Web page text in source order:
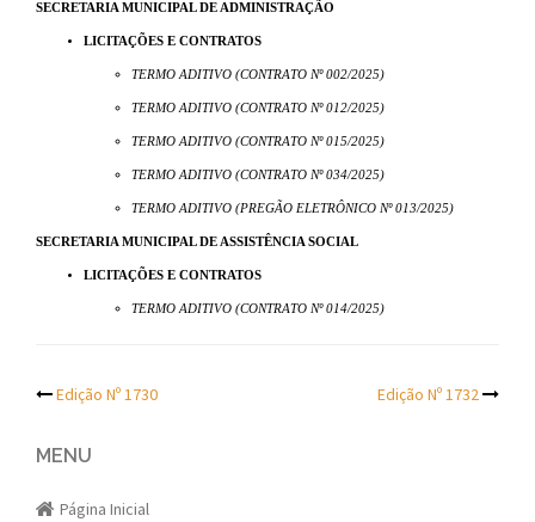
SECRETARIA MUNICIPAL DE ADMINISTRAÇÃO
LICITAÇÕES E CONTRATOS
TERMO ADITIVO (CONTRATO Nº 002/2025)
TERMO ADITIVO (CONTRATO Nº 012/2025)
TERMO ADITIVO (CONTRATO Nº 015/2025)
TERMO ADITIVO (CONTRATO Nº 034/2025)
TERMO ADITIVO (PREGÃO ELETRÔNICO Nº 013/2025)
SECRETARIA MUNICIPAL DE ASSISTÊNCIA SOCIAL
LICITAÇÕES E CONTRATOS
TERMO ADITIVO (CONTRATO Nº 014/2025)
Post
navigation
Edição Nº 1730 Edição Nº 1732
MENU
Página Inicial